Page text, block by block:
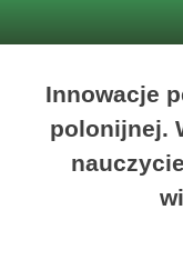
Innowacje
polonijnej.